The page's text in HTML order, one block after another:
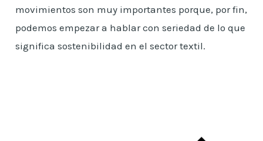
movimientos son muy importantes porque, por fin,
podemos empezar a hablar con seriedad de lo que
significa sostenibilidad en el sector textil.